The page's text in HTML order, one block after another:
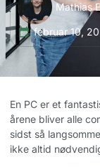
Mathias
februar 10,
En PC er et
årene bliver alle
sidst så
ikke altid